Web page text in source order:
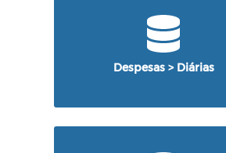
Despesas > Diárias